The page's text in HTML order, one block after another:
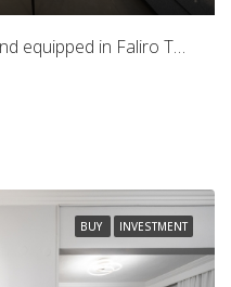
Penthouse fully renovated and equipped in Faliro Thessaloniki
BUY INVESTMENT